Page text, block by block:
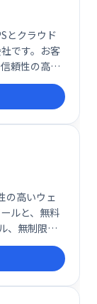
とクラウド
です。お客
頼性の高い
ョンのホス
ーマンスに
にご相
の高いウェ
ルと、無料
、無制限の
ィング体験
満載のサー
う！